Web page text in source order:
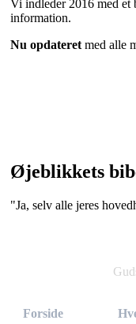
Vi indleder 2016 med
information.
Nu opdateret med alle
Øjeblikkets
"Ja, selv alle jeres
Forside